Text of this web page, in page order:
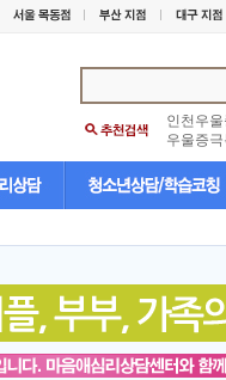
인천우
우울증극